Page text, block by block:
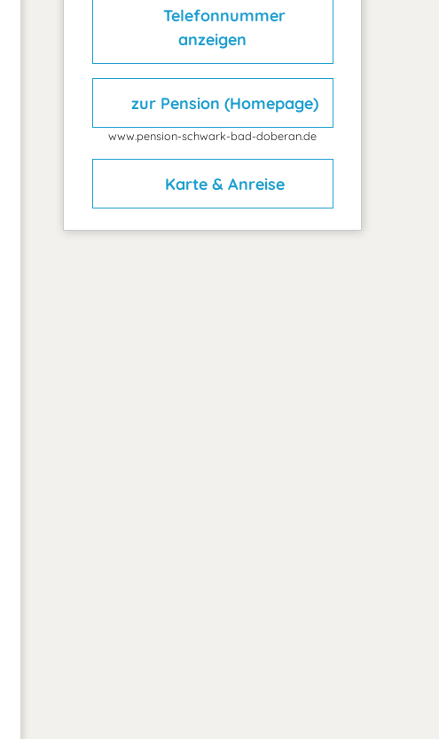
Telefonnummer
anzeigen
zur Pension (Homepage)
www.pension-schwark-bad-doberan.de
Karte & Anreise